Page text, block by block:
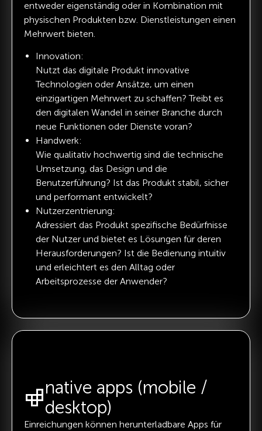
entweder eigenständig oder in Kombination mit
physischen Produkten bzw. Dienstleistungen einen
Mehrwert bieten.
Innovation:
Nutzt das digitale Produkt innovative
Technologien oder Ansätze, um einen
einzigartigen Mehrwert zu schaffen? Treibt es
den digitalen Wandel in seiner Branche durch
neue Funktionen oder Dienste voran?
Handwerk:
Wie qualitativ hochwertig sind die technische
Umsetzung, das Design und die
Benutzerführung? Ist das Produkt stabil, sicher
und performant entwickelt?
Nutzerzentrierung:
Adressiert das Produkt spezifische Bedürfnisse
der Nutzer und bietet es Lösungen für deren
Herausforderungen? Ist die Bedienung intuitiv
und erleichtert es den Alltag oder
Arbeitsprozesse der Anwender?
native apps (mobile /
desktop)
Einreichungen können herunterladbare Apps für